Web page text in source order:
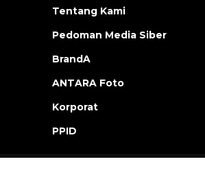
Tentang Kami
Pedoman Media Siber
BrandA
ANTARA Foto
Korporat
PPID